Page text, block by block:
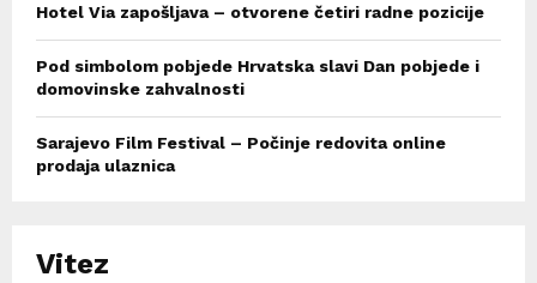
Hotel Via zapošljava – otvorene četiri radne pozicije
Pod simbolom pobjede Hrvatska slavi Dan pobjede i
domovinske zahvalnosti
Sarajevo Film Festival – Počinje redovita online
prodaja ulaznica
Vitez